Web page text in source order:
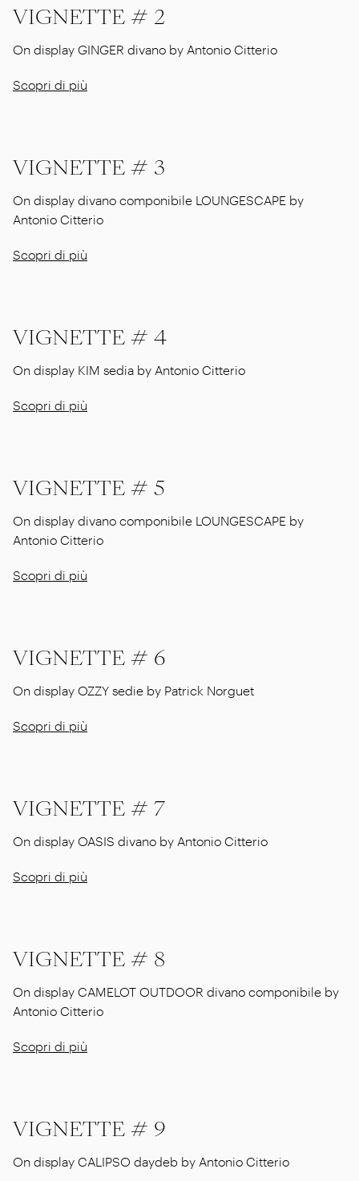
VIGNETTE # 2
On display GINGER divano by Antonio Citterio
Scopri di più
VIGNETTE # 3
On display divano componibile LOUNGESCAPE by
Antonio Citterio
Scopri di più
VIGNETTE # 4
On display KIM sedia by Antonio Citterio
Scopri di più
VIGNETTE # 5
On display divano componibile LOUNGESCAPE by
Antonio Citterio
Scopri di più
VIGNETTE # 6
On display OZZY sedie by Patrick Norguet
Scopri di più
VIGNETTE # 7
On display OASIS divano by Antonio Citterio
Scopri di più
VIGNETTE # 8
On display CAMELOT OUTDOOR divano componibile by
Antonio Citterio
Scopri di più
VIGNETTE # 9
On display CALIPSO daydeb by Antonio Citterio